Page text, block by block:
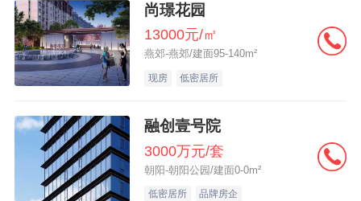
尚璟花园
13000元/㎡
燕郊-燕郊/建面95-140m²
现房 低密居所
融创壹号院
3000万元/套
朝阳-朝阳公园/建面0-0m²
低密居所 品牌房企